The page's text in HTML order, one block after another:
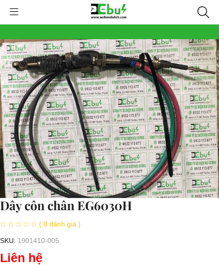
Dây côn chân EG6030H
( 0 đánh giá )
SKU: 1901410-005
Liên hệ